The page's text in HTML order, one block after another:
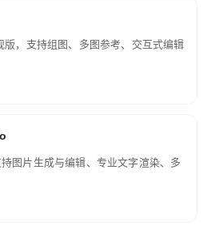
，支持组图、多图参考、交互式编辑
图片生成与编辑、专业文字渲染、多